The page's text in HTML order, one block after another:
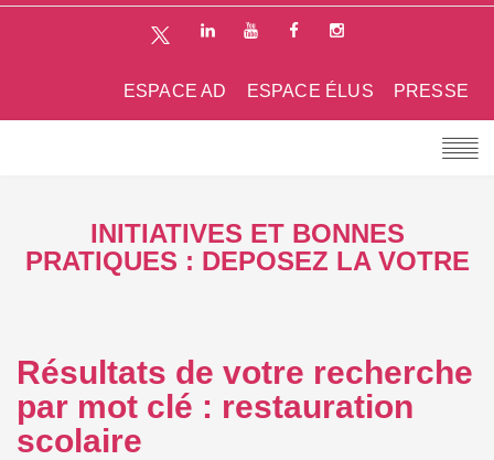
PRESSE
ESPACE ÉLUS
ESPACE AD
INITIATIVES ET BONNES
PRATIQUES : DEPOSEZ LA VOTRE
Résultats de votre recherche
par mot clé : restauration
scolaire